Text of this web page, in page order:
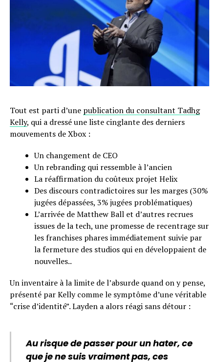
Tout est parti d’une publication du consultant Tadhg
Kelly, qui a dressé une liste cinglante des derniers
mouvements de Xbox :
Un changement de CEO
Un rebranding qui ressemble à l’ancien
La réaffirmation du coûteux projet Helix
Des discours contradictoires sur les marges (30%
jugées dépassées, 3% jugées problématiques)
L’arrivée de Matthew Ball et d’autres recrues
issues de la tech, une promesse de recentrage sur
les franchises phares immédiatement suivie par
la fermeture des studios qui en développaient de
nouvelles..
Un inventaire à la limite de l’absurde quand on y pense,
présenté par Kelly comme le symptôme d’une véritable
“crise d’identité”. Layden a alors réagi sans détour :
Au risque de passer pour un hater, ce
que je ne suis vraiment pas, ces